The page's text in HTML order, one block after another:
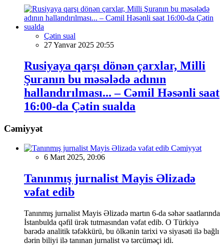
Çətin sual
27 Yanvar 2025 20:55
Rusiyaya qarşı dönən çarxlar, Milli
Şuranın bu məsələdə adının
hallandırılması... – Cəmil Həsənli saat
16:00-da Çətin sualda
Cəmiyyət
Cəmiyyət
6 Mart 2025, 20:06
Tanınmış jurnalist Mayis Əlizadə
vəfat edib
Tanınmış jurnalist Mayis Əlizadə martın 6-da səhər saatlarında
İstanbulda qəfil ürək tutmasından vəfat edib. O Türkiyə
barədə analitik təfəkkürü, bu ölkənin tarixi və siyasəti ilə bağlı
dərin biliyi ilə tanınan jurnalist və tərcüməçi idi.